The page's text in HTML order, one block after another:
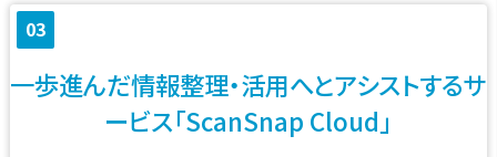
03
一歩進んだ情報整理・活用へとアシストするサ
ービス「ScanSnap Cloud」